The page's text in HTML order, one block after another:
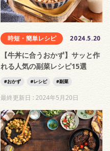
時短・簡単レシピ 2024.5.20
【牛丼に合うおかず】サッと作
れる人気の副菜レシピ15選
おかず レシピ 副菜
最終更新日 :2024年5月20日